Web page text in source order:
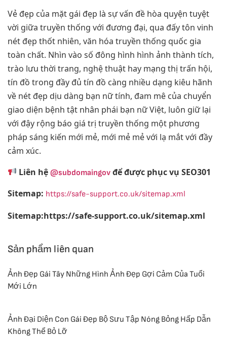
Vẻ đẹp của mặt gái đẹp là sự vấn đề hòa quyện tuyệt
vời giữa truyền thống với đương đại, qua đấy tôn vinh
nét đẹp thốt nhiên, văn hóa truyền thống quốc gia
toàn chất. Nhìn vào số đông hình hình ảnh thành tích,
trào lưu thời trang, nghệ thuật hay mạng thị trấn hội,
tín đồ trong đầy đủ tín đồ càng nhiều dạng kiêu hãnh
về nét đẹp dịu dàng bạn nữ tính, đam mê của chuyển
giao diện bệnh tật nhân phái bạn nữ Việt, luôn giữ lại
với đậy rộng báo giá trị truyền thống một phương
pháp sáng kiến mới mẻ, mới mẻ mẻ với lạ mắt với đầy
cảm xúc.
Liên hệ@subdomaingov để được phục vụ SEO301
Sitemap: https://safe-support.co.uk/sitemap.xml
Sitemap:https://safe-support.co.uk/sitemap.xml
Sản phẩm liên quan
Ảnh Đẹp Gái Tây Những Hình Ảnh Đẹp Gợi Cảm Của Tuổi
Mới Lớn
Ảnh Đại Diện Con Gái Đẹp Bộ Sưu Tập Nóng Bỏng Hấp Dẫn
Không Thể Bỏ Lỡ